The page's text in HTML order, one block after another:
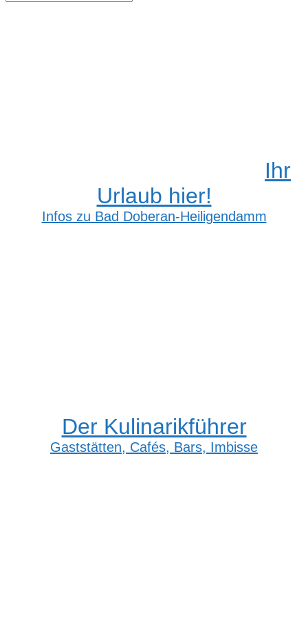
nach:
Suchen
Ihr
Urlaub hier!
Infos zu Bad Doberan-Heiligendamm
Der Kulinarikführer
Gaststätten, Cafés, Bars, Imbisse